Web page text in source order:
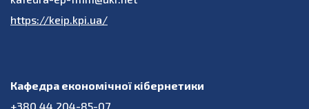
https://keip.kpi.ua/
Кафедра економічної кібернетики
+380 44 204-85-07